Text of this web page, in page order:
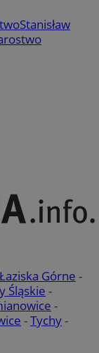
Stanisław
Łaziska Górne -
Śląskie -
-
-Tychy-